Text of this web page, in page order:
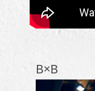
B×B